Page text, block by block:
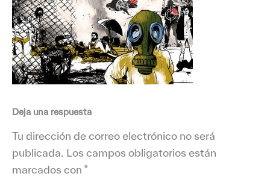
Deja una respuesta
Tu dirección de correo electrónico no será
publicada. Los campos obligatorios están
marcados con*